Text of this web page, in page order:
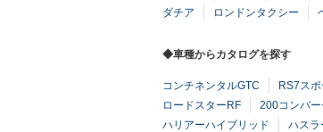
ダチア
ロンドンタクシー
◆車種からカタログを探す
コンチネンタルGTC RS7ス
ロードスターRF
200コンバ
ハリアーハイブリッド
ハスラ